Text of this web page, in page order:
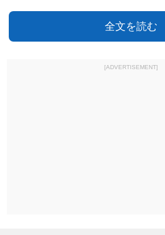
全文を読む
[ADVERTISEMENT]